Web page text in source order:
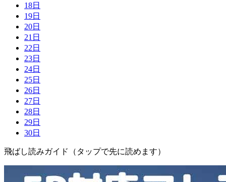
18日
19日
20日
21日
22日
23日
24日
25日
26日
27日
28日
29日
30日
飛ばし読みガイド（タップで先に読めます）